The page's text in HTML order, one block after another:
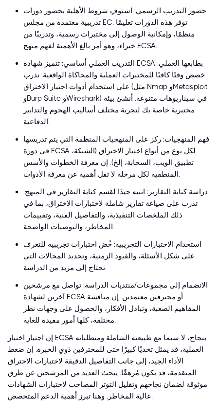
حضور التدريب الرسمي: استوفِ شروط الأهلية بحضور دورات
تدريبية معتمدة من مجلس EC. توفر هذه الدورات تعليمًا
منظمًا، وإمكانية الوصول إلى مختبرات رسمية، وتدريبًا من
خبراء، وهو أمر بالغ الأهمية لفهم منهج ECSA.
التدريب العملي أساسي: تتميز شهادة ECSA بطابعها العملي.
خصص وقتًا كافيًا للمختبرات العملية والمحاكاة الواقعية. تدرب
على استخدام أدوات اختبار الاختراق (مثل Nmap وMetasploit
وBurp Suite وWireshark) في سيناريوهات متنوعة. أنشئ بيئة
مختبرية خاصة بك لتجربة مختلف أساليب الهجوم والتدابير
الدفاعية.
فهم المنهجيات: ركز على المنهجيات المنظمة التي يتم تدريسها
في دورة ECSA لكل نوع من أنواع اختبار الاختراق (الشبكة،
تطبيق الويب، السحابة، إلخ). إن معرفة الخطوات والأسس
المنطقية لكل مرحلة لا تقل أهمية عن معرفة الأدوات.
دراسة كتابة التقارير: انتبه جيدًا لقسم كتابة التقارير في المنهج.
تدرب على صياغة تقارير شاملة لاختبارات الاختراق، بما في
ذلك الملخصات التنفيذية، والتفاصيل الفنية، وتقييمات
المخاطر، والتوصيات الواضحة.
استخدام الاختبارات التجريبية: خُض اختبارات تجريبية للتعرف
على شكل الأسئلة، والقيود الزمنية، وتحديد المجالات التي
تحتاج إلى مزيد من الدراسة.
الانضمام إلى مجموعات/منتديات الدراسة: تواصل مع مرشحين
آخرين لشهادة ECSA أو محترفين معتمدين. إن مناقشة
المفاهيم الصعبة، وتبادل الأفكار، والحصول على وجهات نظر
مختلفة، كلها أمور مفيدة للغاية.
إن اجتياز اختبار ECSA بنجاح، لا سيما مع طبيعته الشاملة ومتطلباته
العملية، قد يمثل تحديًا كبيرًا حتى للمحترفين ذوي الخبرة. إن ضغط
الأداء الجيد، إلى جانب التفاصيل الدقيقة لاختبارات الاختراق
المتقدمة، قد يكون مُرهقًا. يبحث العديد من المرشحين عن طرق
موثوقة لضمان نجاحهم وتقليل التوتر المصاحب لاختبارات الشهادات
عالية المخاطر. وهنا تبرز أهمية الدعم المتخصص.